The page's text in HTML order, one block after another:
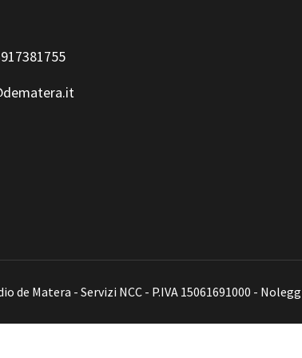
de Matera - Servizi NCC - P.IVA 15061691000 -